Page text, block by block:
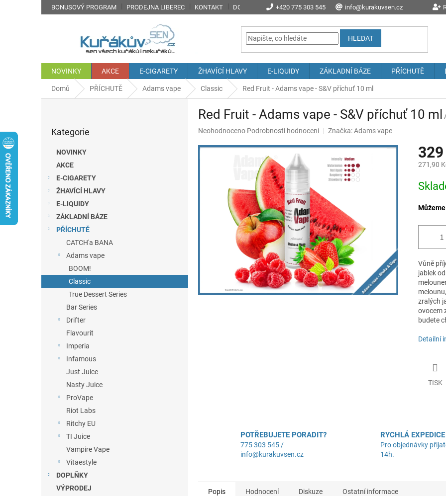
+420 775 303 545 info@kurakuvsen.cz
BONUSOVÝ PROGRAM PRODEJNA LIBEREC KONTAKT DOPRAVA A POŠTOVNÉ PROČ NAKOUPIT U NÁS? JAK NAKUPOVAT
HLEDAT
NOVINKY AKCE E-CIGARETY ŽHAVÍCÍ HLAVY E-LIQUIDY ZÁKLADNÍ BÁZE PŘÍCHUTĚ
Domů PŘÍCHUTĚ Adams vape Classic Red Fruit - Adams vape - S&V příchuť 10 ml
kategorie
Kategorie
NOVINKY
AKCE
E-CIGARETY
ŽHAVÍCÍ HLAVY
E-LIQUIDY
ZÁKLADNÍ BÁZE
PŘÍCHUTĚ
CATCH'a BANA
Adams vape
BOOM!
Classic
True Dessert Series
Bar Series
Drifter
Flavourit
Imperia
Infamous
Just Juice
Nasty Juice
ProVape
Riot Labs
Ritchy EU
TI Juice
Vampire Vape
Vitaestyle
DOPLŇKY
VÝPRODEJ
Red Fruit - Adams vape - S&V příchuť 10 ml
Průměrné
produktu
je
hvězdiček.
Neohodnoceno Podrobnosti hodnocení Značka:Adams vape
271,90
cena:
Vůně
jablek
zralých
ovocem
budete
Detailní
TISK
POTŘEBUJETE PORADIT?
775 303 545 /
info@kurakuvsen.cz
RYCHLÁ EXPEDICE
Pro objednávky
14h.
Popis Hodnocení Diskuze Ostatní informace